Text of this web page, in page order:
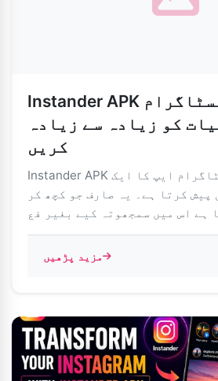
Instander APK کے ساتھ انسٹاگرام
کو زیادہ سے زیادہ
کریں
Instander APK معیاری انسٹاگرام ایپ کا ایک
پیش کرتا ہے۔ یہ صارف جو کچھ کر
مزید پڑھیں